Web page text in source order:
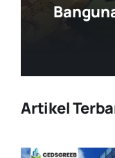
Artikel